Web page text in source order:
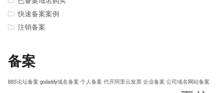
快速备案案例
注销备案
备案
BBS论坛备案 godaddy域名备案 个人备案 代开阿里云发票 企业备案 公司域名网站备案